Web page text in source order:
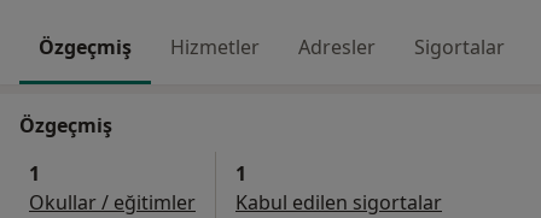
Özgeçmiş Hizmetler Adresler Sigortalar
Özgeçmiş
1
Okullar / eğitimler
1
Kabul edilen sigortalar